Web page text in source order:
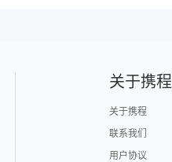
关于携程
关于携程
联系我们
用户协议